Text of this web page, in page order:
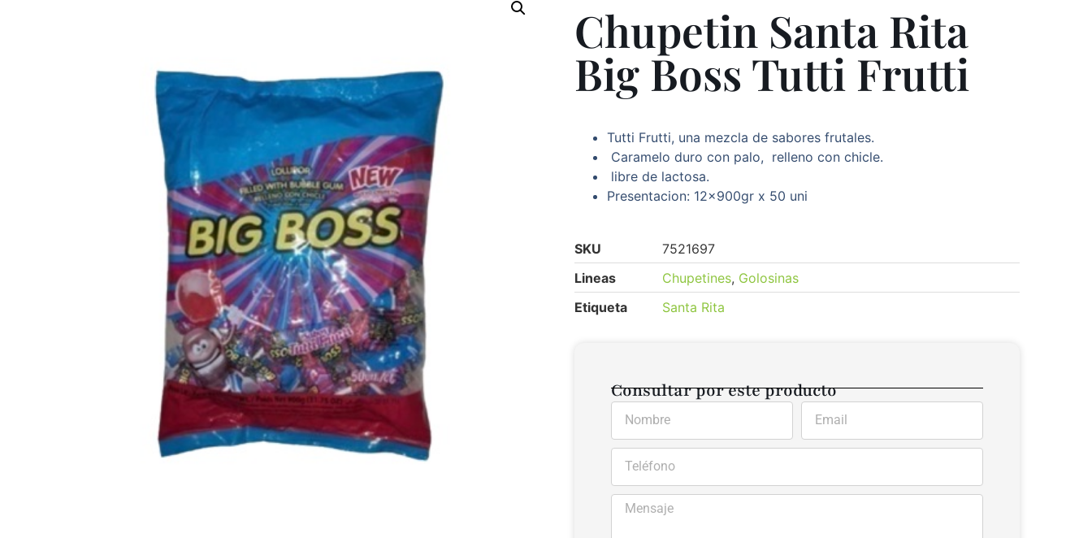
Chupetin Santa Rita
Big Boss Tutti Frutti
Tutti Frutti, una mezcla de sabores frutales.
Caramelo duro con palo, relleno con chicle.
libre de lactosa.
Presentacion: 12x900gr x 50 uni
SKU
7521697
Lineas
Chupetines, Golosinas
Etiqueta
Santa Rita
Consultar por este producto